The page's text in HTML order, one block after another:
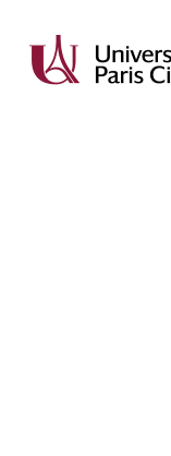
contenu
principal